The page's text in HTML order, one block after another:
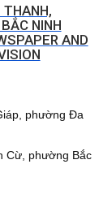
THANH,
NINH
AND
phường Đa
phường Bắc